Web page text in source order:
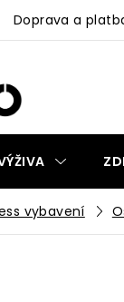
Doprava a
vybavení